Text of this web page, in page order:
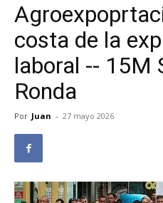
costa de la
laboral -- 15M
Ronda
Por Juan - 27 mayo 2026